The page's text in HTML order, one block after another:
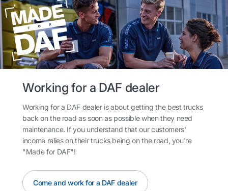
Working for a DAF dealer
Working for a DAF dealer is about getting the best trucks
back on the road as soon as possible when they need
maintenance. If you understand that our customers'
income relies on their trucks being on the road, you're
"Made for DAF"!
Come and work for a DAF dealer